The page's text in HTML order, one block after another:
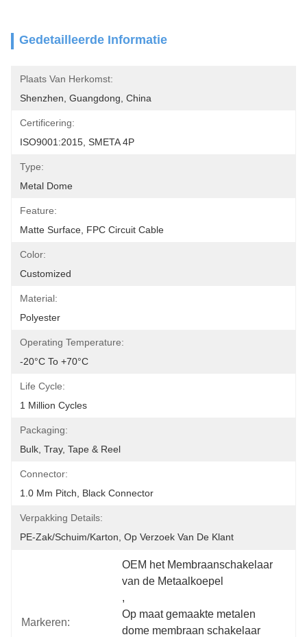
Gedetailleerde Informatie
Plaats Van Herkomst:
Shenzhen, Guangdong, China
Certificering:
ISO9001:2015, SMETA 4P
Type:
Metal Dome
Feature:
Matte Surface, FPC Circuit Cable
Color:
Customized
Material:
Polyester
Operating Temperature:
-20°C To +70°C
Life Cycle:
1 Million Cycles
Packaging:
Bulk, Tray, Tape & Reel
Connector:
1.0 Mm Pitch, Black Connector
Verpakking Details:
PE-Zak/schuim/karton, Op Verzoek Van De Klant
Markeren:
OEM het Membraanschakelaar
van de Metaalkoepel
,
Op maat gemaakte metalen
dome membraan schakelaar